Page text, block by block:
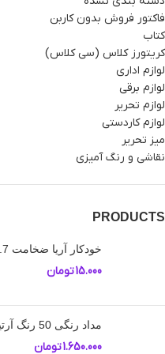
فاکتور فروش بدون کاربن
کتاب
کریتورز کلاس (سی کلاس)
لوازم اداری
لوازم برقی
لوازم تحریر
لوازم کاردستی
میز تحریر
نقاشی و رنگ آمیزی
PRODUCTS
خودکار آریا ضخامت 0.7 میلی متر
15.000تومان
مداد رنگی 50 رنگ آرتیست آریا
1.650.000تومان